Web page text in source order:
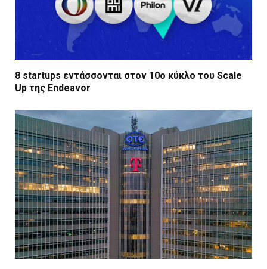
8 startups εντάσσονται στον 10ο κύκλο του Scale
Up της Endeavor